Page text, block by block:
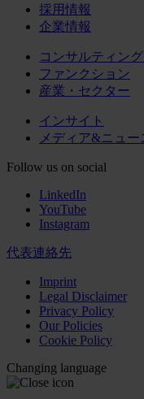
採用情報
企業情報
コンサルティン
ファンクション
産業・セクター
インサイト
メディア&ニュー
Follow us on social
LinkedIn
YouTube
Instagram
代表連絡先
Imprint
Legal Disclaimer
Privacy Policy
Our Policies
Cookie Policy
Changing language